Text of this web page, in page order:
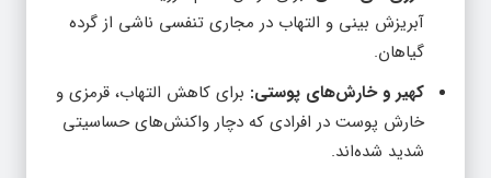
گیاهان.
کهیر و خارش‌های پوستی:
خارش پوست در افرادی که دچار واکنش‌های حساسیتی
شدید شده‌اند.
رینیت آلرژیک: